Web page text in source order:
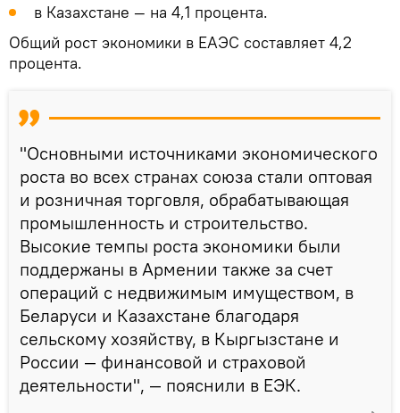
в Казахстане — на 4,1 процента.
Общий рост экономики в ЕАЭС составляет 4,2
процента.
"Основными источниками экономического
роста во всех странах союза стали оптовая
и розничная торговля, обрабатывающая
промышленность и строительство.
Высокие темпы роста экономики были
поддержаны в Армении также за счет
операций с недвижимым имуществом, в
Беларуси и Казахстане благодаря
сельскому хозяйству, в Кыргызстане и
России — финансовой и страховой
деятельности", — пояснили в ЕЭК.